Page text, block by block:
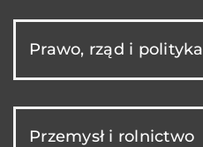
Prawo, rząd i polityka
Przemysł i rolnictwo